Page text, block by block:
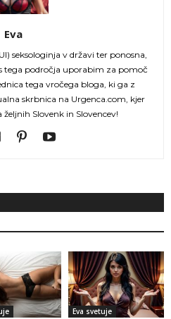
Eva
seksologinja v državi ter ponosna,
tega področja uporabim za pomoč
tega vročega bloga, ki ga z
skrbnica na Urgenca.com, kjer
Slovenk in Slovencev!
Eva svetuje